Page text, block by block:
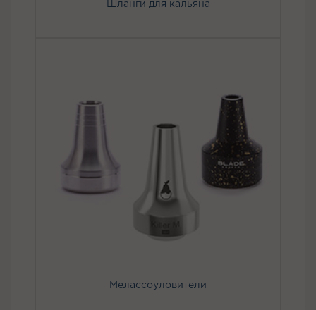
Шланги для кальяна
Мелассоуловители